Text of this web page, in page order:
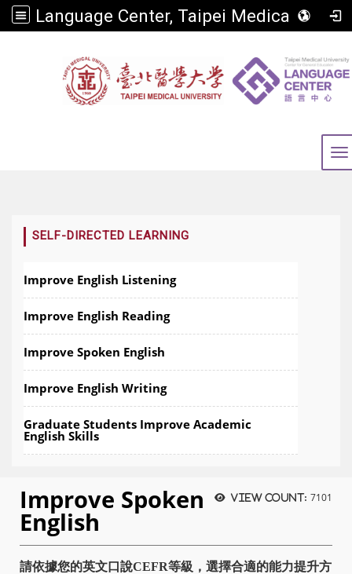
Language Center, Taipei Medical University
SELF-DIRECTED LEARNING
Improve English Listening
Improve English Reading
Improve Spoken English
Improve English Writing
Graduate Students Improve Academic
English Skills
View count: 7101
Improve Spoken
English
請依據您的英文口說CEFR等級，選擇合適的能力提升方